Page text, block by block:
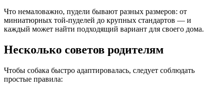
Что немаловажно, пудели бывают разных размеров: от
миниатюрных той-пуделей до крупных стандартов — и
каждый может найти подходящий вариант для своего дома.
Несколько советов родителям
Чтобы собака быстро адаптировалась, следует соблюдать
простые правила: